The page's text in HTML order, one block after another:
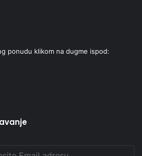
ponudu klikom na dugme ispod: